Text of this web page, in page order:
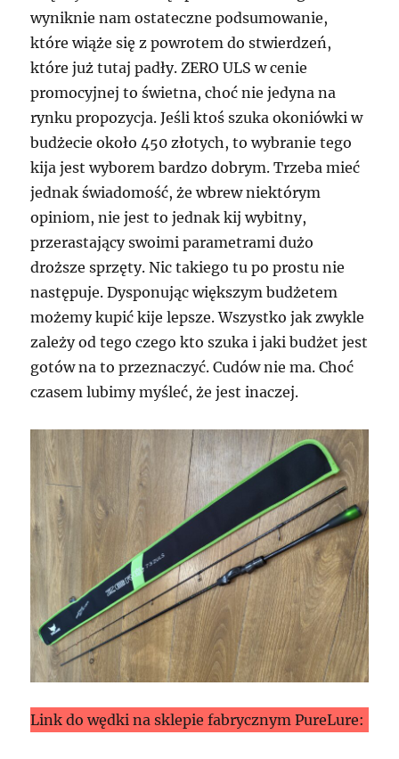
wyniknie nam ostateczne podsumowanie,
które wiąże się z powrotem do stwierdzeń,
które już tutaj padły. ZERO ULS w cenie
promocyjnej to świetna, choć nie jedyna na
rynku propozycja. Jeśli ktoś szuka okoniówki w
budżecie około 450 złotych, to wybranie tego
kija jest wyborem bardzo dobrym. Trzeba mieć
jednak świadomość, że wbrew niektórym
opiniom, nie jest to jednak kij wybitny,
przerastający swoimi parametrami dużo
droższe sprzęty. Nic takiego tu po prostu nie
następuje. Dysponując większym budżetem
możemy kupić kije lepsze. Wszystko jak zwykle
zależy od tego czego kto szuka i jaki budżet jest
gotów na to przeznaczyć. Cudów nie ma. Choć
czasem lubimy myśleć, że jest inaczej.
Link do wędki na sklepie fabrycznym PureLure: